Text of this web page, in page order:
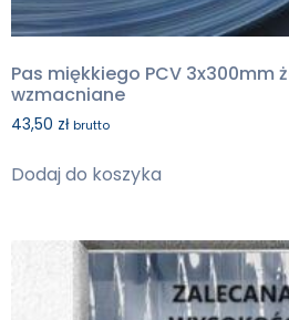
Pas miękkiego PCV 3x300mm
wzmacniane
43,50 zł brutto
Dodaj do koszyka